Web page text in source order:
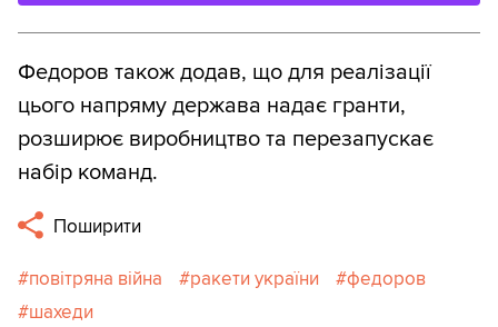
Федоров також додав, що для реалізації
цього напряму держава надає гранти,
розширює виробництво та перезапускає
набір команд.
Поширити
повітряна війна ракети україни
федоров
шахеди